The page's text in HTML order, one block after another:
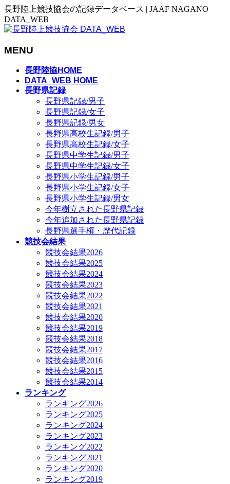
長野陸上競技協会の記録データベース | JAAF NAGANO
DATA_WEB
MENU
長野陸協HOME
DATA_WEB HOME
長野県記録
長野県記録/男子
長野県記録/女子
長野県記録/男女
長野県高校生記録/男子
長野県高校生記録/女子
長野県中学生記録/男子
長野県中学生記録/女子
長野県小学生記録/男子
長野県小学生記録/女子
長野県小学生記録/男女
今年樹立された長野県記録
今年追加された長野県記録
長野県選手権・歴代記録
競技会結果
競技会結果2026
競技会結果2025
競技会結果2024
競技会結果2023
競技会結果2022
競技会結果2021
競技会結果2020
競技会結果2019
競技会結果2018
競技会結果2017
競技会結果2016
競技会結果2015
競技会結果2014
ランキング
ランキング2026
ランキング2025
ランキング2024
ランキング2023
ランキング2022
ランキング2021
ランキング2020
ランキング2019